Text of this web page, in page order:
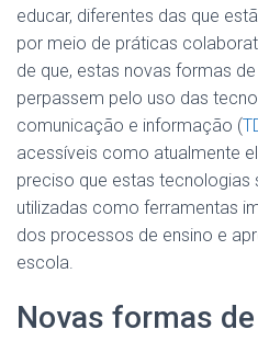
educar, diferentes das que
por meio de práticas
de que, estas novas formas
perpassem pelo uso das
comunicação e informação (
acessíveis como atualmente
preciso que estas tecnologias
utilizadas como ferramentas
dos processos de ensino e
escola.
Novas formas